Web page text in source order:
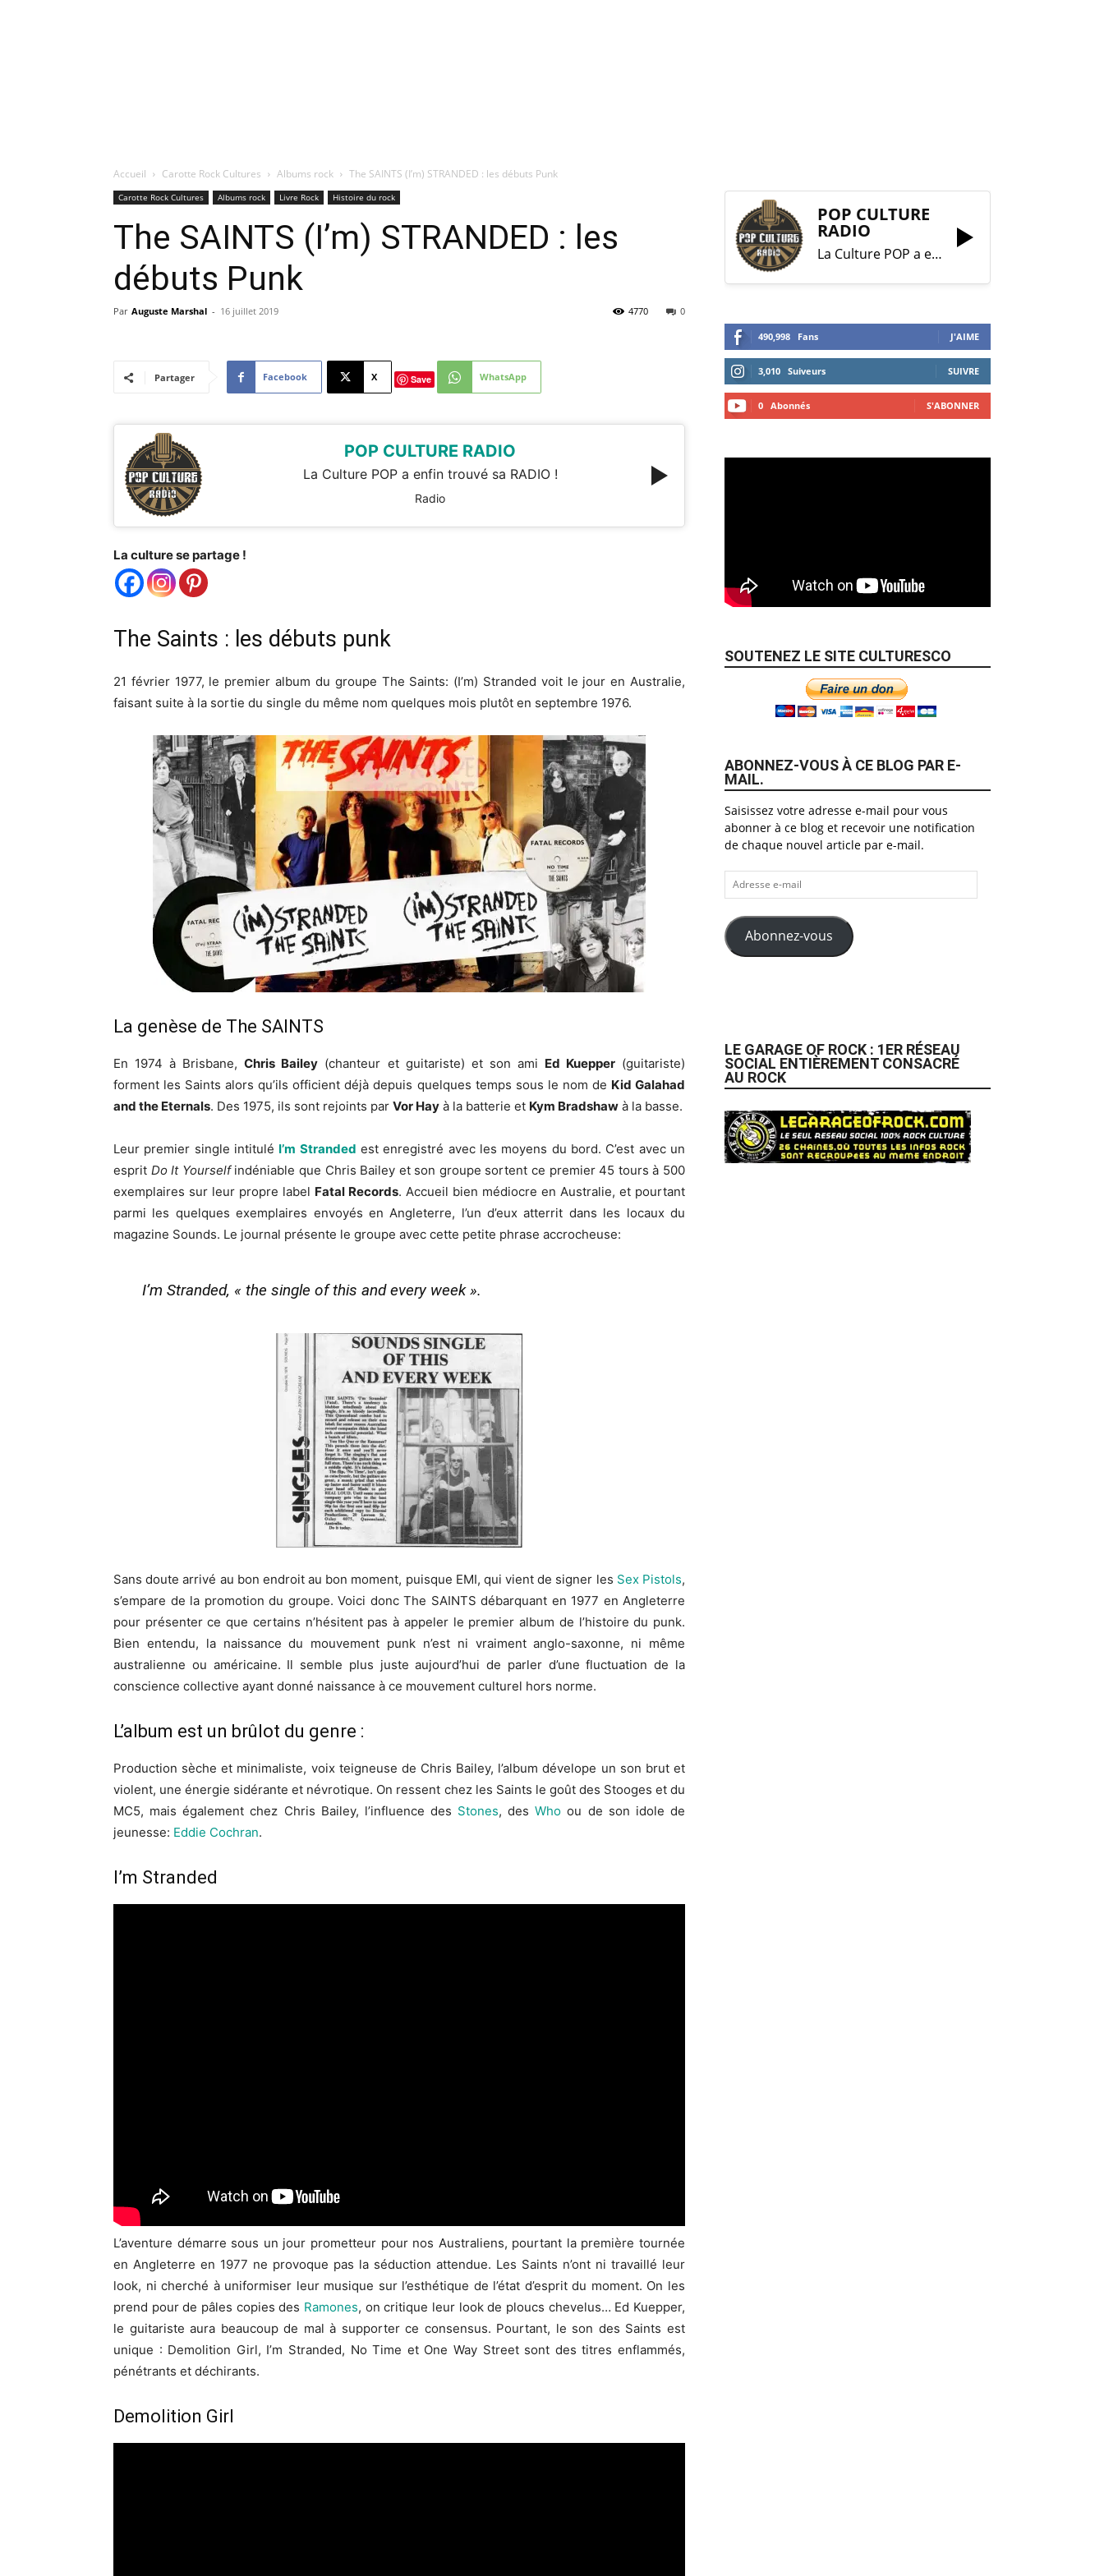
Accueil Carotte Rock Cultures Albums rock The SAINTS (I’m) STRANDED : les débuts Punk
Carotte Rock Cultures Albums rock Livre Rock Histoire du rock
The SAINTS (I’m) STRANDED : les
débuts Punk
Par Auguste Marshal - 16 juillet 2019 0
4770
Partager Facebook X Save WhatsApp
POP CULTURE RADIO
La Culture POP a enfin trouvé sa RADIO !
Radio
La culture se partage !
The Saints : les débuts punk
21 février 1977, le premier album du groupe The Saints: (I’m) Stranded voit le jour en Australie,
faisant suite à la sortie du single du même nom quelques mois plutôt en septembre 1976.
La genèse de The SAINTS
En 1974 à Brisbane,Chris Bailey (chanteur et guitariste) et son ami Ed Kuepper(guitariste)
forment les Saints alors qu’ils officient déjà depuis quelques temps sous le nom de Kid Galahad
and the Eternals. Des 1975, ils sont rejoints par Vor Hay à la batterie et Kym Bradshaw à la basse.
Leur premier single intitulé I’m Stranded est enregistré avec les moyens du bord. C’est avec un
esprit Do It Yourselfindéniable que Chris Bailey et son groupe sortent ce premier 45 tours à 500
exemplaires sur leur propre label Fatal Records. Accueil bien médiocre en Australie, et pourtant
parmi les quelques exemplaires envoyés en Angleterre, l’un d’eux atterrit dans les locaux du
magazine Sounds. Le journal présente le groupe avec cette petite phrase accrocheuse:
I’m Stranded, « the single of this and every week ».
Sans doute arrivé au bon endroit au bon moment, puisque EMI, qui vient de signer les Sex Pistols,
s’empare de la promotion du groupe. Voici donc The SAINTS débarquant en 1977 en Angleterre
pour présenter ce que certains n’hésitent pas à appeler le premier album de l’histoire du punk.
Bien entendu, la naissance du mouvement punk n’est ni vraiment anglo-saxonne, ni même
australienne ou américaine. Il semble plus juste aujourd’hui de parler d’une fluctuation de la
conscience collective ayant donné naissance à ce mouvement culturel hors norme.
L’album est un brûlot du genre :
Production sèche et minimaliste, voix teigneuse de Chris Bailey, l’album dévelope un son brut et
violent, une énergie sidérante et névrotique. On ressent chez les Saints le goût des Stooges et du
MC5, mais également chez Chris Bailey, l’influence des Stones, desWho ou de son idole de
jeunesse: Eddie Cochran.
I’m Stranded
L’aventure démarre sous un jour prometteur pour nos Australiens, pourtant la première tournée
en Angleterre en 1977 ne provoque pas la séduction attendue. Les Saints n’ont ni travaillé leur
look, ni cherché à uniformiser leur musique sur l’esthétique de l’état d’esprit du moment. On les
prend pour de pâles copies des Ramones, on critique leur look de ploucs chevelus… Ed Kuepper,
le guitariste aura beaucoup de mal à supporter ce consensus. Pourtant, le son des Saints est
unique : Demolition Girl, I’m Stranded, No Time et One Way Street sont des titres enflammés,
pénétrants et déchirants.
Demolition Girl
POP CULTURE
RADIO
La Culture POP a enfin trouvé sa RADIO !
490,998 Fans J'AIME
3,010 Suiveurs SUIVRE
0 Abonnés S'ABONNER
SOUTENEZ LE SITE CULTURESCO
ABONNEZ-VOUS À CE BLOG PAR E-
MAIL.
Saisissez votre adresse e-mail pour vous
abonner à ce blog et recevoir une notification
de chaque nouvel article par e-mail.
Adresse
e-
mail
Abonnez-vous
LE GARAGE OF ROCK : 1ER RÉSEAU
SOCIAL ENTIÈREMENT CONSACRÉ
AU ROCK